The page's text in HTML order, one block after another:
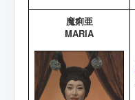
魔痢亜
MARIA